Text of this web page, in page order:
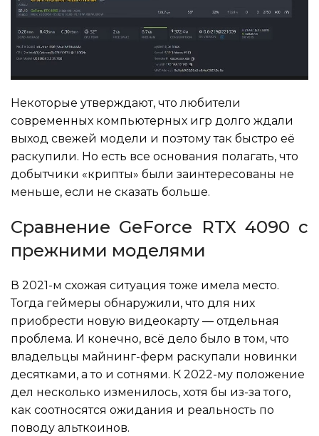
Некоторые утверждают, что любители
современных компьютерных игр долго ждали
выход свежей модели и поэтому так быстро её
раскупили. Но есть все основания полагать, что
добытчики «крипты» были заинтересованы не
меньше, если не сказать больше.
Сравнение GeForce RTX 4090 с
прежними моделями
В 2021-м схожая ситуация тоже имела место.
Тогда геймеры обнаружили, что для них
приобрести новую видеокарту — отдельная
проблема. И конечно, всё дело было в том, что
владельцы майнинг-ферм раскупали новинки
десятками, а то и сотнями. К 2022-му положение
дел несколько изменилось, хотя бы из-за того,
как соотносятся ожидания и реальность по
поводу альткоинов.